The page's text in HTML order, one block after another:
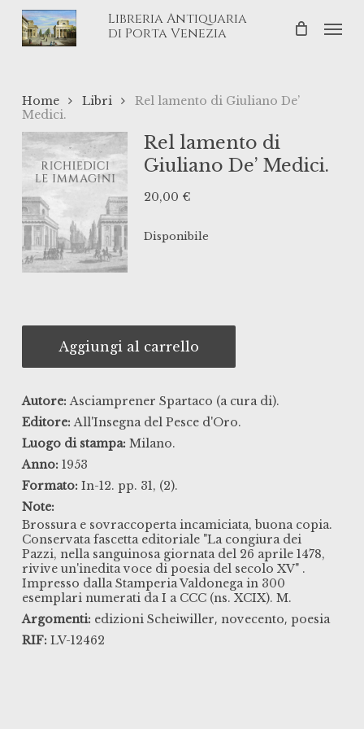
Skip
Libreria Antiquaria
di Porta Venezia
Home Libri
Rel lamento di Giuliano De’
Medici.
Rel lamento di
Giuliano De’ Medici.
20,00 €
Disponibile
Aggiungi al carrello
Autore: Asciamprener Spartaco (a cura di).
Editore: All'Insegna del Pesce d'Oro.
Luogo di stampa: Milano.
Anno: 1953
Formato: In-12. pp. 31, (2).
Note:
Brossura e sovraccoperta incamiciata, buona copia.
Conservata fascetta editoriale "La congiura dei
Pazzi, nella sanguinosa giornata del 26 aprile 1478,
rivive un'inedita voce di poesia del secolo XV" .
Impresso dalla Stamperia Valdonega in 300
esemplari numerati da I a CCC (ns. XCIX). M.
Argomenti: edizioni Scheiwiller, novecento, poesia
RIF: LV-12462